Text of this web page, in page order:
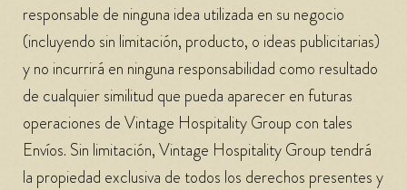
responsable de ninguna idea utilizada en su negocio
(incluyendo sin limitación, producto, o ideas publicitarias)
y no incurrirá en ninguna responsabilidad como resultado
de cualquier similitud que pueda aparecer en futuras
operaciones de Vintage Hospitality Group con tales
Envíos. Sin limitación, Vintage Hospitality Group tendrá
la propiedad exclusiva de todos los derechos presentes y